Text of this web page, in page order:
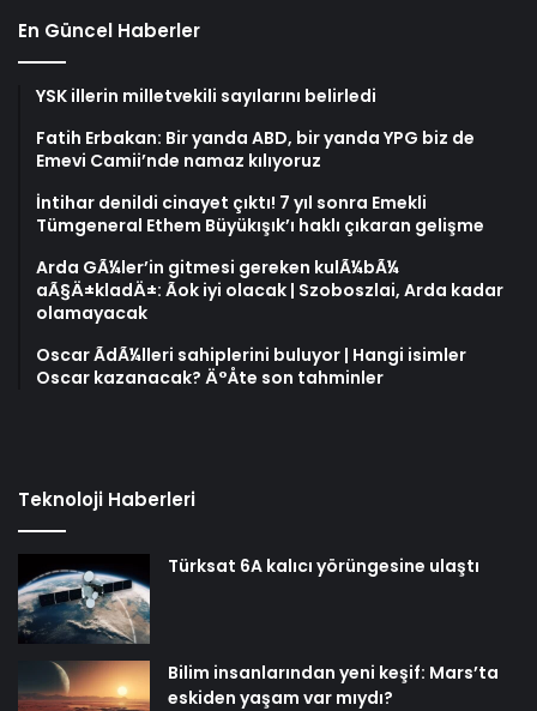
En Güncel Haberler
YSK illerin milletvekili sayılarını belirledi
Fatih Erbakan: Bir yanda ABD, bir yanda YPG biz de
Emevi Camii’nde namaz kılıyoruz
İntihar denildi cinayet çıktı! 7 yıl sonra Emekli
Tümgeneral Ethem Büyükışık’ı haklı çıkaran gelişme
Arda GÃ¼ler’in gitmesi gereken kulÃ¼bÃ¼
aÃ§Ä±kladÄ±: Ãok iyi olacak | Szoboszlai, Arda kadar
olamayacak
Oscar ÃdÃ¼lleri sahiplerini buluyor | Hangi isimler
Oscar kazanacak? Ä°Åte son tahminler
Teknoloji Haberleri
Türksat 6A kalıcı yörüngesine ulaştı
Bilim insanlarından yeni keşif: Mars’ta
eskiden yaşam var mıydı?